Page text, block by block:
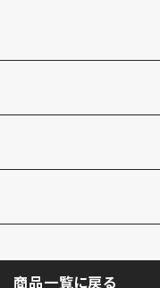
商品一覧に戻る